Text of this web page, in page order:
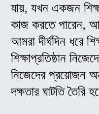
যায়, যখন একজন
কাজ করতে পারেন,
আমরা দীর্ঘদিন ধরে
শিক্ষাপ্রতিষ্ঠান
নিজেদের প্রয়োজন
দক্ষতার ঘাটতি তৈরি